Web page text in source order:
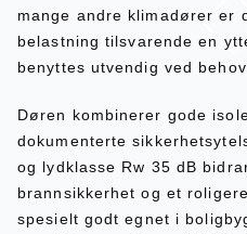
mange andre klimadører er
belastning tilsvarende en
benyttes utvendig ved behov.
Døren kombinerer gode
dokumenterte
og lydklasse Rw 35 dB
brannsikkerhet og et
spesielt godt egnet i